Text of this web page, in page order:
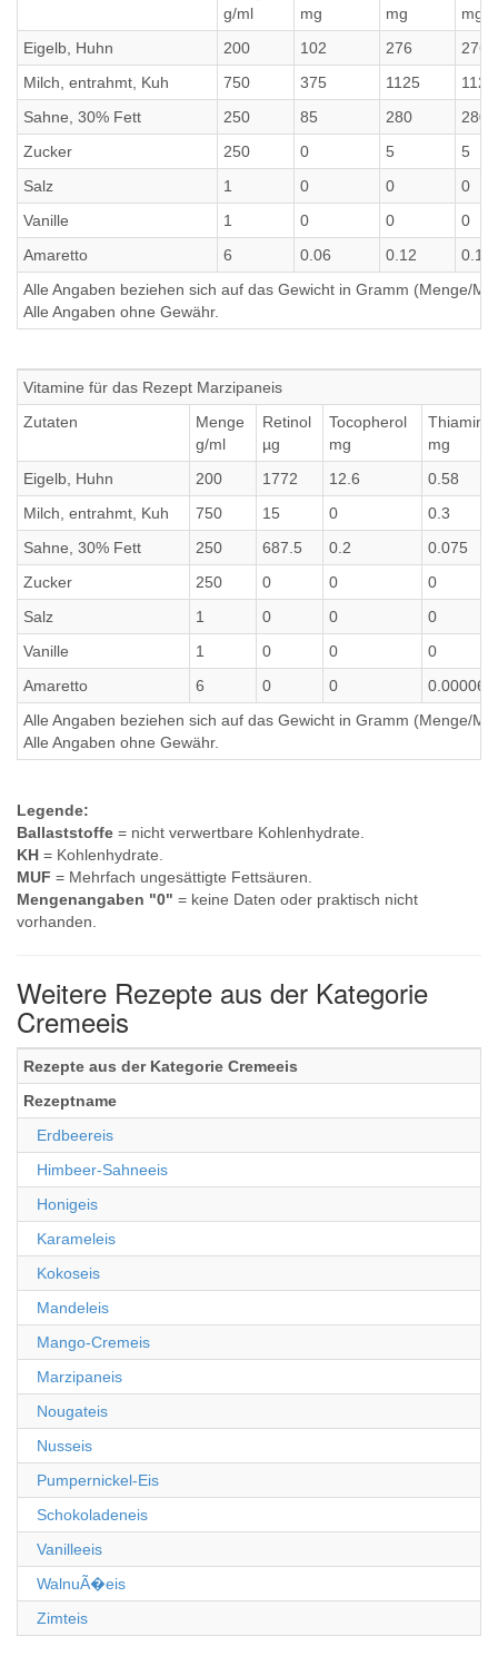
g/ml
mg
mg
mg
Eigelb, Huhn
200 102 276
276
Milch, entrahmt, Kuh
750 375 1125
1125
Sahne, 30% Fett
250 85 280
280
Zucker
250 0 5
5
Salz
1 0 0
0
Vanille
1 0 0
0
Amaretto
6 0.06 0.12
0.12
Alle Angaben beziehen sich auf das Gewicht in Gramm (Menge/
Alle Angaben ohne Gewähr.
Vitamine für das Rezept Marzipaneis
Zutaten
Menge
g/ml
Retinol
µg
Tocopherol
mg
Thiamin
mg
Eigelb, Huhn
200 1772 12.6
0.58
Milch, entrahmt, Kuh
750 15 0
0.3
Sahne, 30% Fett
250 687.5 0.2
0.075
Zucker
250 0 0
0
Salz
1 0 0
0
Vanille
1 0 0
0
Amaretto
6 0 0
0.00006
Alle Angaben beziehen sich auf das Gewicht in Gramm (Menge/
Alle Angaben ohne Gewähr.
Legende:
Ballaststoffe = nicht verwertbare Kohlenhydrate.
KH = Kohlenhydrate.
MUF = Mehrfach ungesättigte Fettsäuren.
Mengenangaben "0" = keine Daten oder praktisch nicht
vorhanden.
Weitere Rezepte aus der Kategorie
Cremeeis
Rezepte aus der Kategorie Cremeeis
Rezeptname
Erdbeereis
Himbeer-Sahneeis
Honigeis
Karameleis
Kokoseis
Mandeleis
Mango-Cremeis
Marzipaneis
Nougateis
Nusseis
Pumpernickel-Eis
Schokoladeneis
Vanilleeis
WalnuÃ�eis
Zimteis